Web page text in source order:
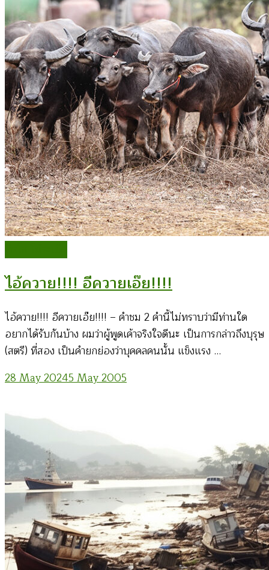
ไอ้ควาย!!!! อีควายเอ๊ย!!!!
ไอ้ควาย!!!! อีควายเอ๊ย!!!! – คำชม 2 คำนี้ไม่ทราบว่ามีท่านใด
อยากได้รับกันบ้าง ผมว่าผู้พูดเค้าจริงใจดีนะ เป็นการกล่าวถึงบุรุษ
(สตรี) ที่สอง เป็นคำยกย่องว่าบุคคลคนนั้น แข็งแรง …
28 May 20245 May 2005